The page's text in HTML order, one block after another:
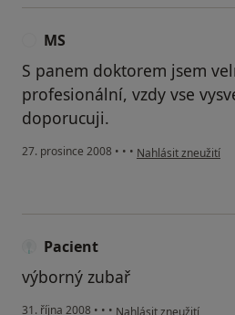
MS
S panem doktorem jsem
profesionální, vzdy vse
doporucuji.
27. prosince 2008 • • • podle názoru
Nahlásit zneužití
Pacient
výborný zubař
31. října 2008 • • • podle názoru uživatele
Nahlásit zneužití